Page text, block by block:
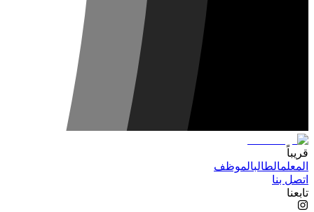
قريباً
المعلمالطالبالموظف
اتصل بنا
تابعنا